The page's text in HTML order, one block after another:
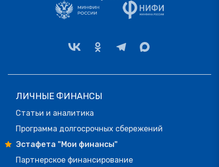
ЛИЧНЫЕ ФИНАНСЫ
Статьи и аналитика
Программа долгосрочных сбережений
Эстафета "Мои финансы"
Партнерское финансирование